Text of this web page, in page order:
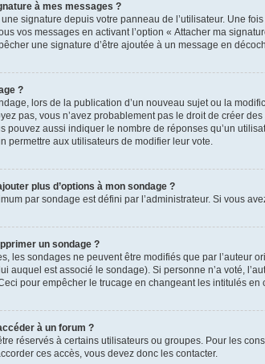
à mes messages ?
une signature depuis votre panneau de l’utilisateur. Une
vos messages en activant l’option « Attacher ma
une signature d’être ajoutée à un message en
?
lors de la publication d’un nouveau sujet ou la
pas, vous n’avez probablement pas le droit de créer
pouvez aussi indiquer le nombre de réponses qu’un
permettre aux utilisateurs de modifier leur vote.
plus d’options à mon sondage ?
par sondage est défini par l’administrateur. Si vous
un sondage ?
les sondages ne peuvent être modifiés que par l’auteur
auquel est associé le sondage). Si personne n’a voté,
pour empêcher le trucage en changeant les intitulés en
à un forum ?
réservés à certains utilisateurs ou groupes. Pour les
ces accès, vous devez donc les contacter.